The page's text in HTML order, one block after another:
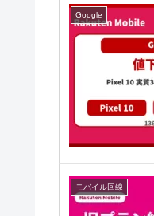
Google
モバイル回線